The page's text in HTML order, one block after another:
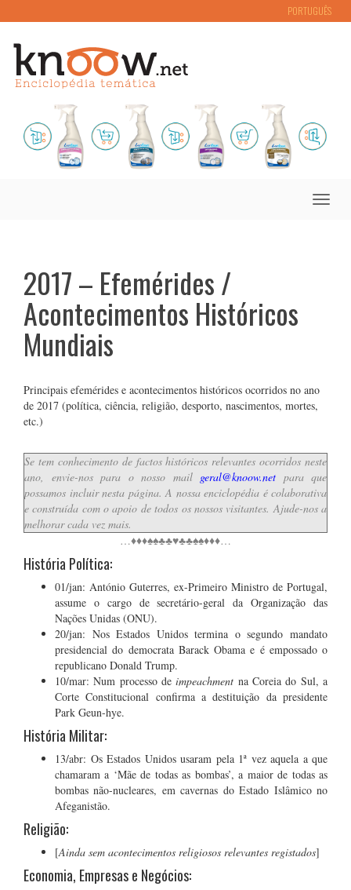
PORTUGUÊS
Toggle
2017 – Efemérides /
Acontecimentos Históricos
Mundiais
Principais efemérides e acontecimentos históricos ocorridos no ano
de 2017 (política, ciência, religião, desporto, nascimentos, mortes,
etc.)
Se tem conhecimento de factos históricos relevantes ocorridos neste
ano, envie-nos para o nosso mail geral@knoow.net para que
possamos incluir nesta página. A nossa enciclopédia é colaborativa
e construída com o apoio de todos os nossos visitantes. Ajude-nos a
melhorar cada vez mais.
…♦♦♦♠♠♣♣♥♣♣♠♠♦♦♦…
História Política:
01/jan: António Guterres, ex-Primeiro Ministro de Portugal,
assume o cargo de secretário-geral da Organização das
Nações Unidas (ONU).
20/jan: Nos Estados Unidos termina o segundo mandato
presidencial do democrata Barack Obama e é empossado o
republicano Donald Trump.
10/mar: Num processo deimpeachment na Coreia do Sul, a
Corte Constitucional confirma a destituição da presidente
Park Geun-hye.
História Militar:
13/abr: Os Estados Unidos usaram pela 1ª vez aquela a que
chamaram a ‘Mãe de todas as bombas’, a maior de todas as
bombas não-nucleares, em cavernas do Estado Islâmico no
Afeganistão.
Religião:
[Ainda sem acontecimentos religiosos relevantes registados]
Economia, Empresas e Negócios: